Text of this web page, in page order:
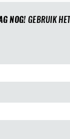
NOG!GEBRUIK